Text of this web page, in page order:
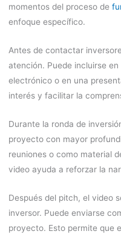
momentos del proceso de
enfoque específico.
Antes de contactar
atención. Puede incluirse
electrónico o en una
interés y facilitar la
Durante la ronda de
proyecto con mayor
reuniones o como material
video ayuda a reforzar la
Después del pitch, el video
inversor. Puede enviarse
proyecto. Esto permite que